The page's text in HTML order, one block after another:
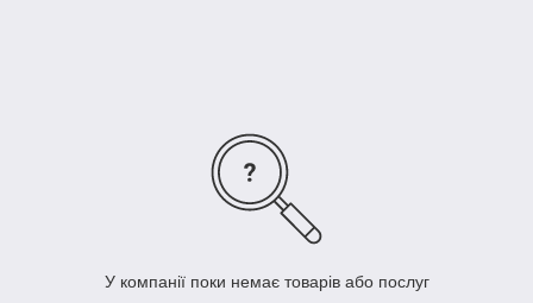
У компанії поки немає товарів або послуг